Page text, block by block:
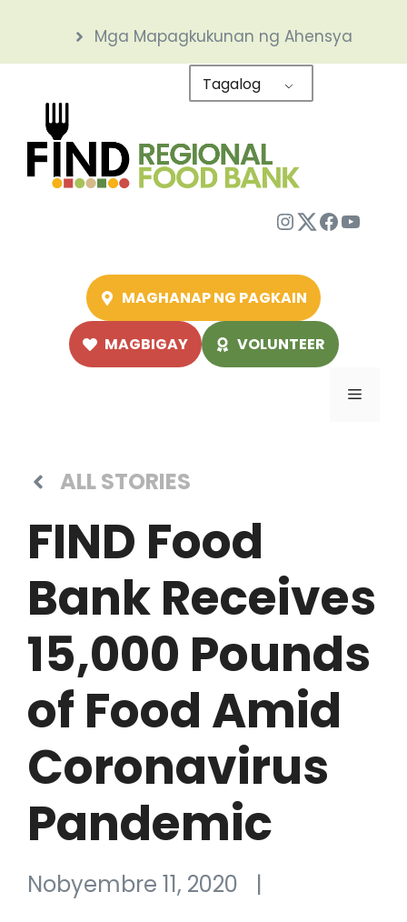
content
Mga Mapagkukunan ng Ahensya
Tagalog
Instagram
Twitter
MAGHANAP NG PAGKAIN
MAGBIGAY VOLUNTEER
Menu
ALL STORIES
FIND Food
Bank Receives
15,000 Pounds
of Food Amid
Coronavirus
Pandemic
Nobyembre 11, 2020 |